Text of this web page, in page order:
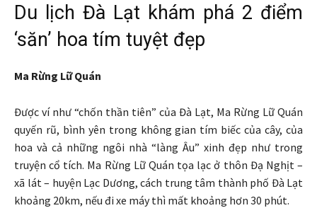
Du lịch Đà Lạt khám phá 2 điểm
‘săn’ hoa tím tuyệt đẹp
Ma Rừng Lữ Quán
Được ví như “chốn thần tiên” của Đà Lạt, Ma Rừng Lữ Quán
quyến rũ, bình yên trong không gian tím biếc của cây, của
hoa và cả những ngôi nhà “làng Âu” xinh đẹp như trong
truyện cổ tích. Ma Rừng Lữ Quán tọa lạc ở thôn Đạ Nghịt –
xã lát – huyện Lạc Dương, cách trung tâm thành phố Đà Lạt
khoảng 20km, nếu đi xe máy thì mất khoảng hơn 30 phút.